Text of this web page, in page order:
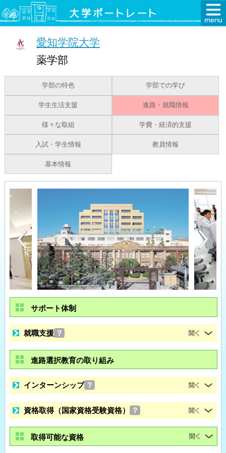
愛知学院大学
薬学部
学部の特色 学部での学び
学生生活支援 進路・就職情報
様々な取組 学費・経済的支援
入試・学生情報 教員情報
基本情報
サポート体制
就職支援 ？
進路選択教育の取り組み
インターンシップ ？
資格取得（国家資格受験資格） ？
取得可能な資格